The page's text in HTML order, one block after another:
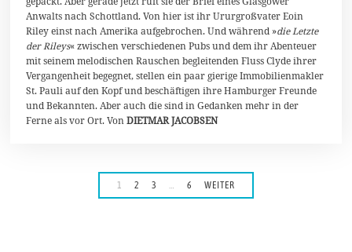
2
1
Anwalts nach Schottland. Von hier ist ihr Ururgroßvater Eoin
Riley einst nach Amerika aufgebrochen. Und während »die Letzte
der Rileys« zwischen verschiedenen Pubs und dem ihr Abenteuer
mit seinem melodischen Rauschen begleitenden Fluss Clyde ihrer
Vergangenheit begegnet, stellen ein paar gierige Immobilienmakler
St. Pauli auf den Kopf und beschäftigen ihre Hamburger Freunde
und Bekannten. Aber auch die sind in Gedanken mehr in der
Ferne als vor Ort. VonDIETMAR JACOBSEN
1 2 3 6 WEITER